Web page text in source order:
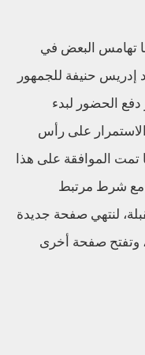
تهامس البعض في
إدريس حنيفة للجمهور
دفع الحضور لبدء
على رأس
تمت الموافقة على هذا
مع شرط مرتبط
الـ15 يوما المقبلة، لنتهي صفحة جديدة
وتفتح صفحة أخرى